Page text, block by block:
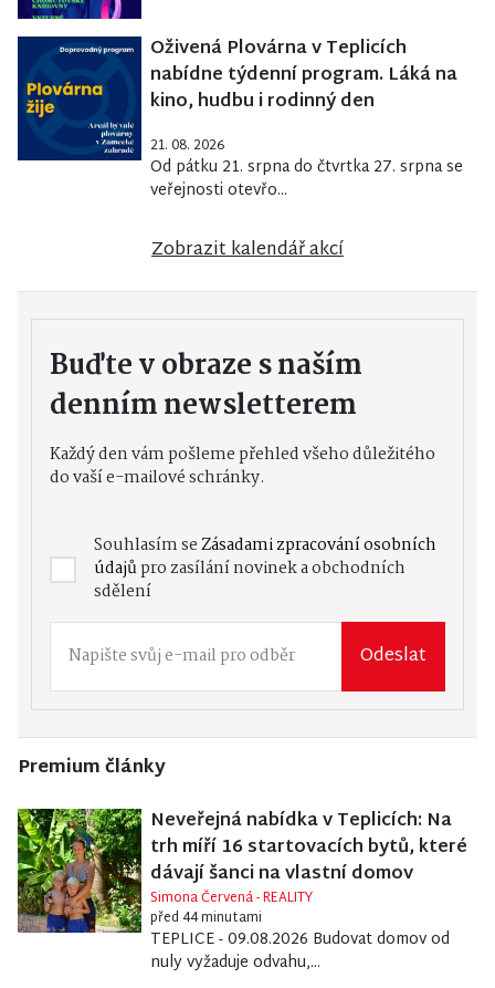
Oživená Plovárna v Teplicích
nabídne týdenní program. Láká na
kino, hudbu i rodinný den
21. 08. 2026
Od pátku 21. srpna do čtvrtka 27. srpna se
veřejnosti otevřo...
Zobrazit kalendář akcí
Buďte v obraze s naším
denním newsletterem
Každý den vám pošleme přehled všeho důležitého
do vaší e-mailové schránky.
Souhlasím seZásadami zpracování osobních
údajůpro zasílání novinek a obchodních
sdělení
Odeslat
Premium články
Neveřejná nabídka v Teplicích: Na
trh míří 16 startovacích bytů, které
dávají šanci na vlastní domov
Simona Červená - REALITY
před 44 minutami
TEPLICE - 09.08.2026 Budovat domov od
nuly vyžaduje odvahu,...